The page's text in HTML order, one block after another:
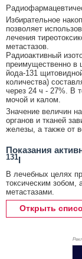
Избирательное
позволяет
лечения
метастазов.
Радиоактивный
преимущественно в
йода-131
количества)
через 24 ч - 27%. В
мочой и калом.
Значение величин
органов и тканей
железы, а также от
Показания
131I
В лечебных целях
токсическим зобом,
метастазами.
Открыть